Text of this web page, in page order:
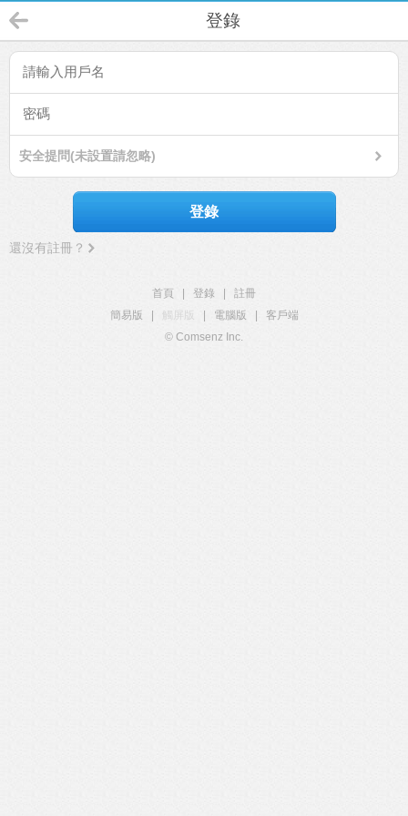
登錄
安全提問(未設置請忽略)
登錄
還沒有註冊？
首頁 登錄
註冊
簡易版
觸屏版 電腦版
客戶端
© Comsenz Inc.